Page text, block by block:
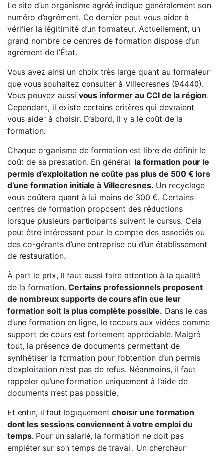
Le site d’un organisme agréé indique généralement son
numéro d’agrément. Ce dernier peut vous aider à
vérifier la légitimité d’un formateur. Actuellement, un
grand nombre de centres de formation dispose d’un
agrément de l’État.
Vous avez ainsi un choix très large quant au formateur
que vous souhaitez consulter à Villecresnes (94440).
Vous pouvez aussi vous informer au CCI de la région.
Cependant, il existe certains critères qui devraient
vous aider à choisir. D’abord, il y a le coût de la
formation.
Chaque organisme de formation est libre de définir le
coût de sa prestation. En général, la formation pour le
permis d’exploitation ne coûte pas plus de 500 € lors
d’une formation initiale à Villecresnes. Un recyclage
vous coûtera quant à lui moins de 300 €. Certains
centres de formation proposent des réductions
lorsque plusieurs participants suivent le cursus. Cela
peut être intéressant pour le compte des associés ou
des co-gérants d’une entreprise ou d’un établissement
de restauration.
À part le prix, il faut aussi faire attention à la qualité
de la formation. Certains professionnels proposent
de nombreux supports de cours afin que leur
formation soit la plus complète possible. Dans le cas
d’une formation en ligne, le recours aux vidéos comme
support de cours est fortement appréciable. Malgré
tout, la présence de documents permettant de
synthétiser la formation pour l’obtention d’un permis
d’exploitation n’est pas de refus. Néanmoins, il faut
rappeler qu’une formation uniquement à l’aide de
documents n’est pas possible.
Et enfin, il faut logiquement choisir une formation
dont les sessions conviennent à votre emploi du
temps. Pour un salarié, la formation ne doit pas
empiéter sur son temps de travail. Un chercheur